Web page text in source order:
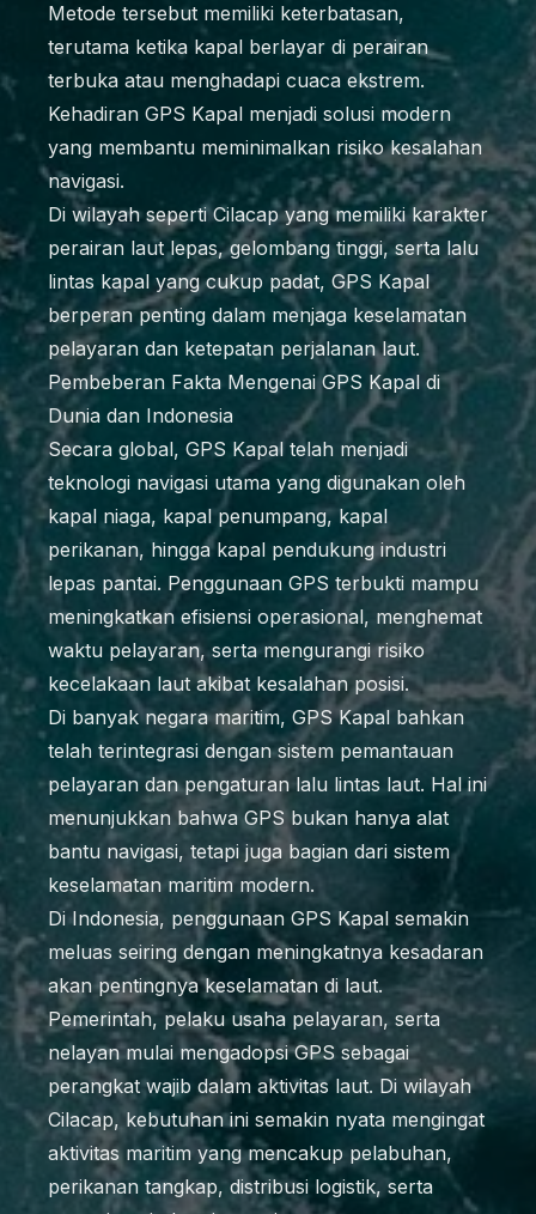
Metode tersebut memiliki keterbatasan,
terutama ketika kapal berlayar di perairan
terbuka atau menghadapi cuaca ekstrem.
Kehadiran GPS Kapal menjadi solusi modern
yang membantu meminimalkan risiko kesalahan
navigasi.
Di wilayah seperti Cilacap yang memiliki karakter
perairan laut lepas, gelombang tinggi, serta lalu
lintas kapal yang cukup padat, GPS Kapal
berperan penting dalam menjaga keselamatan
pelayaran dan ketepatan perjalanan laut.
Pembeberan Fakta Mengenai GPS Kapal di
Dunia dan Indonesia
Secara global, GPS Kapal telah menjadi
teknologi navigasi utama yang digunakan oleh
kapal niaga, kapal penumpang, kapal
perikanan, hingga kapal pendukung industri
lepas pantai. Penggunaan GPS terbukti mampu
meningkatkan efisiensi operasional, menghemat
waktu pelayaran, serta mengurangi risiko
kecelakaan laut akibat kesalahan posisi.
Di banyak negara maritim, GPS Kapal bahkan
telah terintegrasi dengan sistem pemantauan
pelayaran dan pengaturan lalu lintas laut. Hal ini
menunjukkan bahwa GPS bukan hanya alat
bantu navigasi, tetapi juga bagian dari sistem
keselamatan maritim modern.
Di Indonesia, penggunaan GPS Kapal semakin
meluas seiring dengan meningkatnya kesadaran
akan pentingnya keselamatan di laut.
Pemerintah, pelaku usaha pelayaran, serta
nelayan mulai mengadopsi GPS sebagai
perangkat wajib dalam aktivitas laut. Di wilayah
Cilacap, kebutuhan ini semakin nyata mengingat
aktivitas maritim yang mencakup pelabuhan,
perikanan tangkap, distribusi logistik, serta